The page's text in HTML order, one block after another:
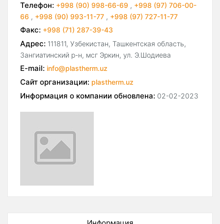
Телефон: +998 (90) 998-66-69 , +998 (97) 706-00-
66 , +998 (90) 993-11-77 , +998 (97) 727-11-77
Факс: +998 (71) 287-39-43
Адрес: 111811, Узбекистан, Ташкентская область,
Зангиатинский р-н, мсг Эркин, ул. Э.Шодиева
E-mail: info@plastherm.uz
Сайт организации: plastherm.uz
Информация о компании обновлена: 02-02-2023